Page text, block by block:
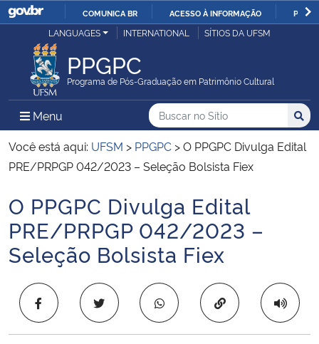
IR
COMUNICA BR ACESSO À INFORMAÇÃO
Ministério da Justiça e Segurança Pública
Ministério da Defesa
Ministério das Relações Exteriores
Ministério da Infraestrutura
Ministério da Agricultura, Pecuária e Abastecimento
Ministério da Educação
LANGUAGES INTERNATIONAL SÍTIOS DA UFSM
PPGPC
Programa de Pós-Graduação em Patrimônio Cultural
Menu Menu Principal do Sítio
Busca
Buscar no no Sítio
Busca:
Você está aqui: UFSM > PPGPC >O PPGPC Divulga Edital
PRE/PRPGP 042/2023 – Seleção Bolsista Fiex
Início do conteúdo
O PPGPC Divulga Edital
PRE/PRPGP 042/2023 –
Seleção Bolsista Fiex
Copiar para área